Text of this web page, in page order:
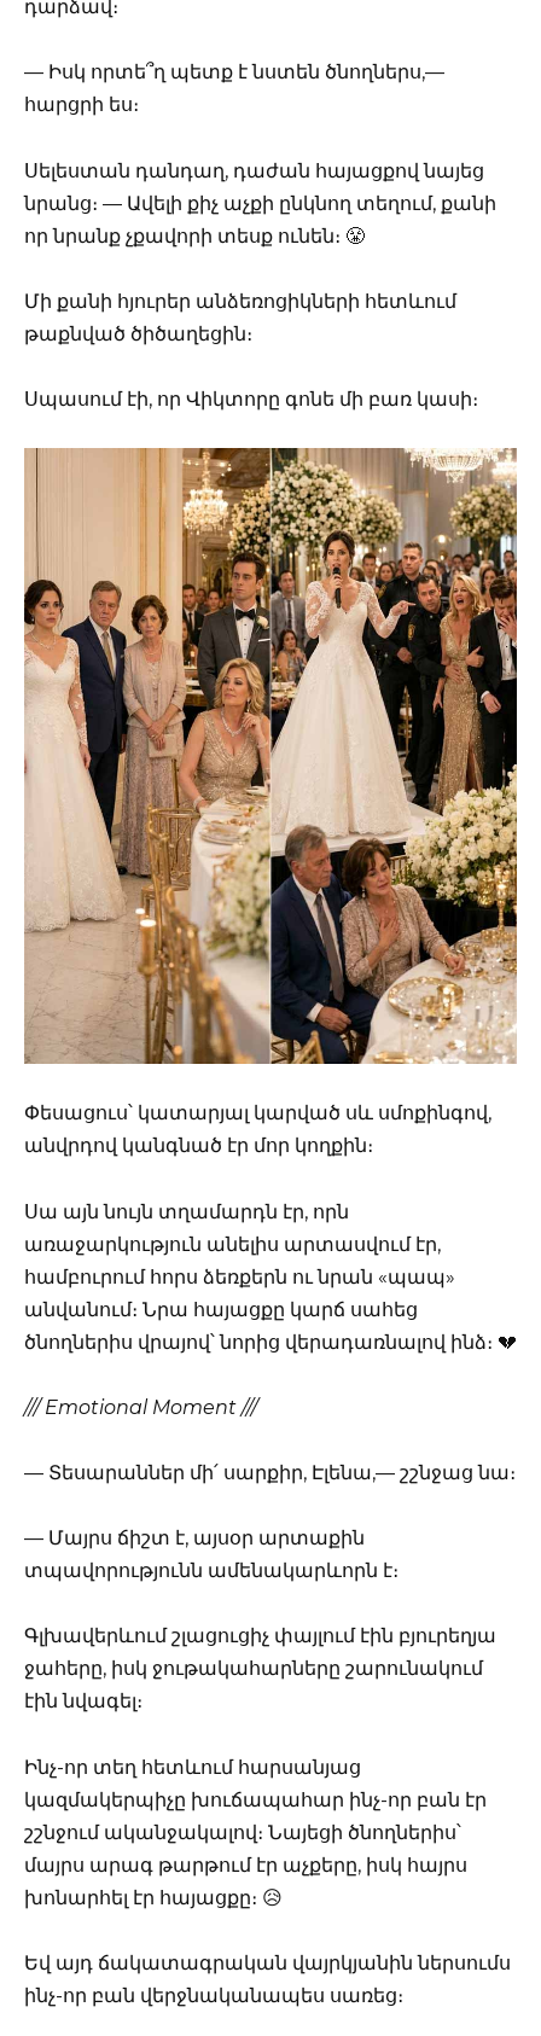
դարձավ։
— Իսկ որտե՞ղ պետք է նստեն ծնողներս,—
հարցրի ես։
Սելեստան դանդաղ, դաժան հայացքով նայեց
նրանց։ — Ավելի քիչ աչքի ընկնող տեղում, քանի
որ նրանք չքավորի տեսք ունեն։ 😤
Մի քանի հյուրեր անձեռոցիկների հետևում
թաքնված ծիծաղեցին։
Սպասում էի, որ Վիկտորը գոնե մի բառ կասի։
Փեսացուս՝ կատարյալ կարված սև սմոքինգով,
անվրդով կանգնած էր մոր կողքին։
Սա այն նույն տղամարդն էր, որն
առաջարկություն անելիս արտասվում էր,
համբուրում հորս ձեռքերն ու նրան «պապ»
անվանում։ Նրա հայացքը կարճ սահեց
ծնողներիս վրայով՝ նորից վերադառնալով ինձ։ 💔
/// Emotional Moment ///
— Տեսարաններ մի՛ սարքիր, Էլենա,— շշնջաց նա։
— Մայրս ճիշտ է, այսօր արտաքին
տպավորությունն ամենակարևորն է։
Գլխավերևում շլացուցիչ փայլում էին բյուրեղյա
ջահերը, իսկ ջութակահարները շարունակում
էին նվագել։
Ինչ-որ տեղ հետևում հարսանյաց
կազմակերպիչը խուճապահար ինչ-որ բան էր
շշնջում ականջակալով։ Նայեցի ծնողներիս՝
մայրս արագ թարթում էր աչքերը, իսկ հայրս
խոնարհել էր հայացքը։ 😥
Եվ այդ ճակատագրական վայրկյանին ներսումս
ինչ-որ բան վերջնականապես սառեց։